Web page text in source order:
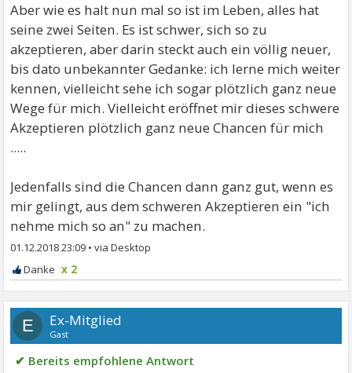
Aber wie es halt nun mal so ist im Leben, alles hat
seine zwei Seiten. Es ist schwer, sich so zu
akzeptieren, aber darin steckt auch ein völlig neuer,
bis dato unbekannter Gedanke: ich lerne mich weiter
kennen, vielleicht sehe ich sogar plötzlich ganz neue
Wege für mich. Vielleicht eröffnet mir dieses schwere
Akzeptieren plötzlich ganz neue Chancen für mich
.....
Jedenfalls sind die Chancen dann ganz gut, wenn es
mir gelingt, aus dem schweren Akzeptieren ein "ich
nehme mich so an" zu machen.
01.12.2018 23:09 •
x 2
E Ex-Mitglied
Gast
✔ Bereits empfohlene Antwort